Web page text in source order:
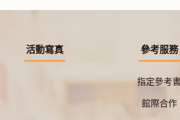
活動寫真 參考服務
指定參考
館際合作